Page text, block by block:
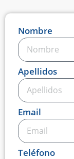
Nombre
Apellidos
Email
Teléfono